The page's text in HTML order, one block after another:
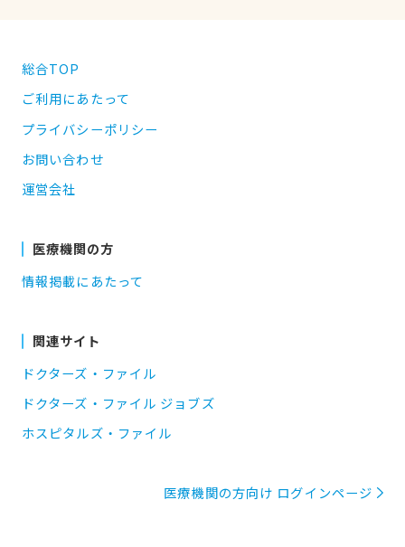
総合TOP
ご利用にあたって
プライバシーポリシー
お問い合わせ
運営会社
医療機関の方
情報掲載にあたって
関連サイト
ドクターズ・ファイル
ドクターズ・ファイル ジョブズ
ホスピタルズ・ファイル
医療機関の方向け ログインページ